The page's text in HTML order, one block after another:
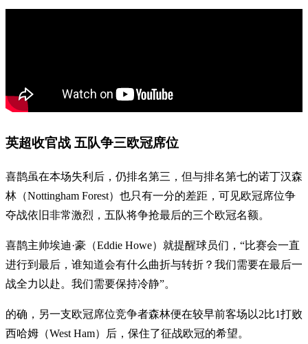
英超收官战 五队争三欧冠席位
喜鹊虽在本场失利后，仍排名第三，但与排名第七的诺丁汉森
林（Nottingham Forest）也只有一分的差距，可见欧冠席位争
夺战依旧非常激烈，五队将争抢最后的三个欧冠名额。
喜鹊主帅埃迪·豪（Eddie Howe）就提醒球员们，“比赛会一直
进行到最后，谁知道会有什么曲折与转折？我们需要在最后一
战全力以赴。我们需要保持冷静”。
的确，另一支欧冠席位竞争者森林便在较早前客场以2比1打败
西哈姆（West Ham）后，保住了征战欧冠的希望。